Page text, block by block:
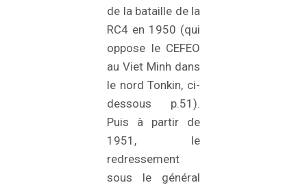
de la bataille de la
RC4 en 1950 (qui
oppose le CEFEO
au Viet Minh dans
le nord Tonkin, ci-
dessous p.51).
Puis à partir de
1951, le
redressement
sous le général